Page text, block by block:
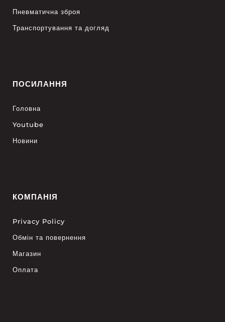
Пневматична зброя
Транспортування та догляд
ПОСИЛАННЯ
Головна
Youtube
Новини
КОМПАНІЯ
Privacy Policy
Обмін та повернення
Магазин
Оплата